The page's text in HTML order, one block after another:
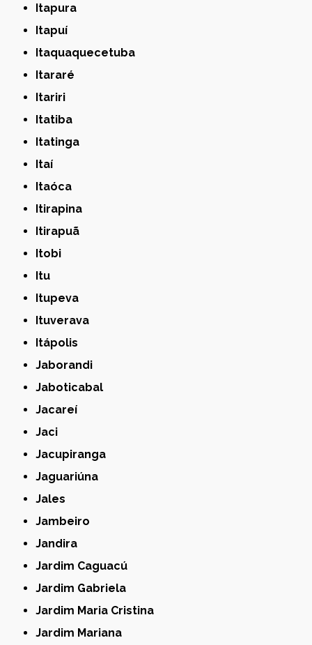
Itapura
Itapuí
Itaquaquecetuba
Itararé
Itariri
Itatiba
Itatinga
Itaí
Itaóca
Itirapina
Itirapuã
Itobi
Itu
Itupeva
Ituverava
Itápolis
Jaborandi
Jaboticabal
Jacareí
Jaci
Jacupiranga
Jaguariúna
Jales
Jambeiro
Jandira
Jardim Caguacú
Jardim Gabriela
Jardim Maria Cristina
Jardim Mariana